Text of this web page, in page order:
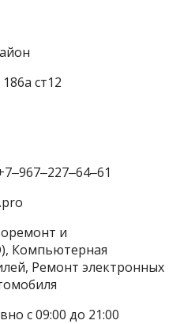
ст12
и
Компьютерная
Ремонт электронных
с 09:00 до 21:00